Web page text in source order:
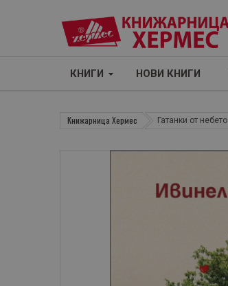
КНИГИ НОВИ КНИГИ
Книжарница Хермес Гатанки от небето